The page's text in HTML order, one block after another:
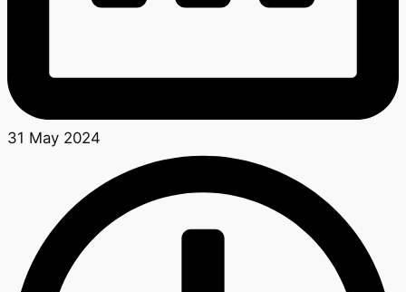
31 May 2024